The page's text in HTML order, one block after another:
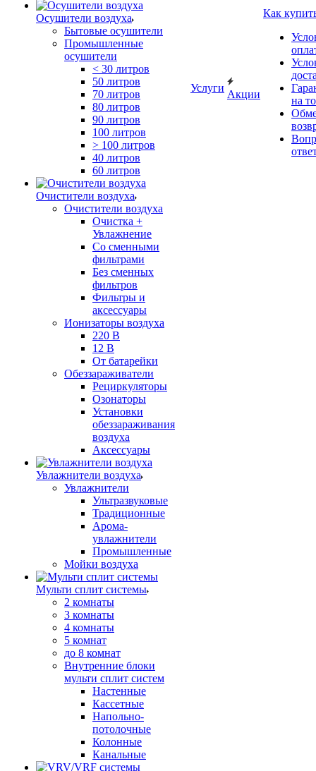
Осушители воздуха
Бытовые осушители
Промышленные
осушители
< 30 литров
50 литров
70 литров
80 литров
90 литров
100 литров
> 100 литров
40 литров
60 литров
Очистители воздуха
Очистители воздуха
Очистка +
Увлажнение
Cо сменными
фильтрами
Без сменных
фильтров
Фильтры и
аксессуары
Ионизаторы воздуха
220 В
12 В
От батарейки
Обеззараживатели
Рециркуляторы
Озонаторы
Установки
обеззараживания
воздуха
Аксессуары
Увлажнители воздуха
Увлажнители
Ультразвуковые
Традиционные
Арома-
увлажнители
Промышленные
Мойки воздуха
Мульти сплит системы
2 комнаты
3 комнаты
4 комнаты
5 комнат
до 8 комнат
Внутренние блоки
мульти сплит систем
Настенные
Кассетные
Напольно-
потолочные
Колонные
Канальные
Услуги
Акции
Как
на